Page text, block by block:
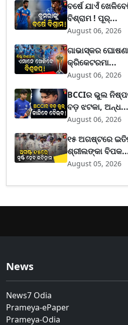
ବର୍ଷେ ଯାଏଁ
ବିଶ୍ରାମ ! ପୂର୍...
August 06, 2026
ଗାଭାସ୍କର
କ୍ରିକେଟରମା...
August 06, 2026
BCCIର ଭୁଲ
ବଡ଼ ଝଟକା, ଅନ୍ଧ...
August 06, 2026
୧୫ ଅଗଷ୍ଟରେ
ଶ୍ରୀଲଙ୍କା
August 05, 2026
News
News7 Odia
Prameya-ePaper
Prameya-Odia